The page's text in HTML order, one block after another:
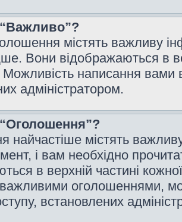
містять важливу
Вони відображаються в
Можливість написання
адміністратором.
найчастіше містять
і вам необхідно
в верхній частині
важливими оголошеннями,
встановлених